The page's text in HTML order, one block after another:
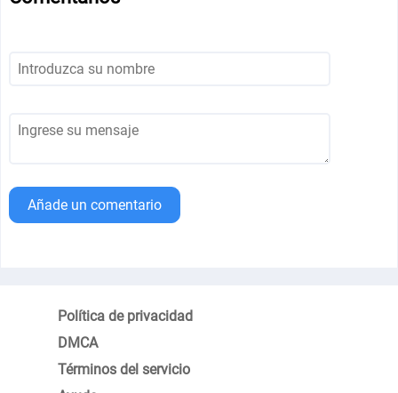
Añade un comentario
Política de privacidad
DMCA
Términos del servicio